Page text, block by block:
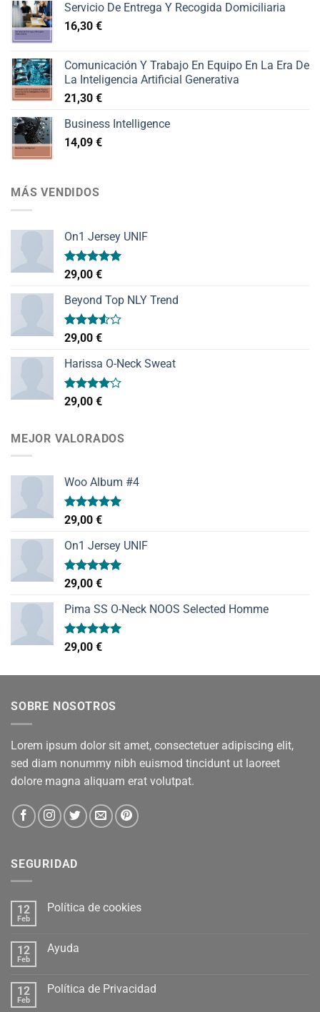
Servicio De Entrega Y Recogida Domiciliaria
16,30 €
Comunicación Y Trabajo En Equipo En La Era De
La Inteligencia Artificial Generativa
21,30 €
Business Intelligence
14,09 €
MÁS VENDIDOS
On1 Jersey UNIF
Valorado
con
de 5
29,00 €
Beyond Top NLY Trend
Valorado
con
3.50de
5
29,00 €
Harissa O-Neck Sweat
Valorado
con
29,00 €
MEJOR VALORADOS
Woo Album #4
Valorado
con
de 5
29,00 €
On1 Jersey UNIF
Valorado
con
de 5
29,00 €
Pima SS O-Neck NOOS Selected Homme
Valorado
con
29,00 €
SOBRE NOSOTROS
Lorem ipsum dolor sit amet, consectetuer adipiscing elit,
sed diam nonummy nibh euismod tincidunt ut laoreet
dolore magna aliquam erat volutpat.
SEGURIDAD
12
Feb
Política de cookies
12
Feb
Ayuda
12
Feb
Política de Privacidad